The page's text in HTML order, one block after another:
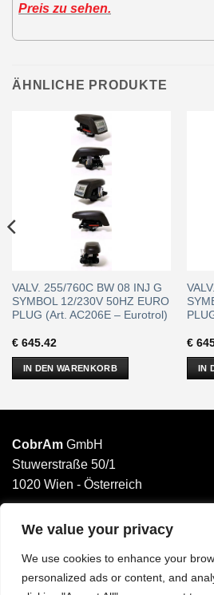
We value your privacy
We use cookies to enhance your
personalized ads or content, and
Preis zu sehen.
ÄHNLICHE PRODUKTE
VALV. 255/760C BW 08 INJ G
SYMBOL 12/230V 50HZ EURO
PLUG (Art. AC206E – Eurotrol)
€645.42
IN DEN WARENKORB
€
IN
CobrAm GmbH
Stuwerstraße 50/1
1020 Wien - Österreich
______________________
Email: office@cobram.gmbh
Impressum
AGB